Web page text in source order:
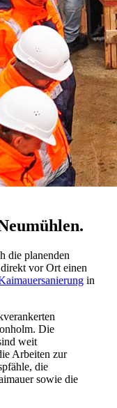
die planenden
vor Ort einen
in
Die
weit
Arbeiten zur
die
sowie die